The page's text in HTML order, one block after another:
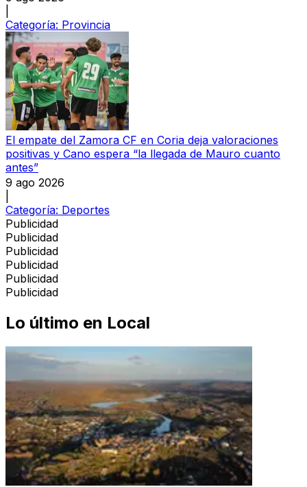
Categoría: Provincia
El empate del Zamora CF en Coria deja valoraciones
positivas y Cano espera “la llegada de Mauro cuanto
antes”
9 ago 2026
Categoría: Deportes
Publicidad
Publicidad
Publicidad
Publicidad
Publicidad
Publicidad
Lo último en Local